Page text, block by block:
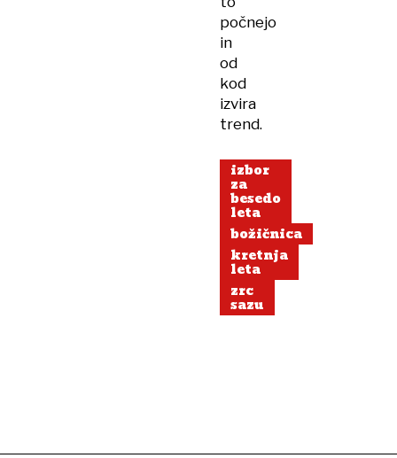
počnejo
in
od
kod
izvira
trend.
izbor
za
besedo
leta
božičnica
kretnja
leta
zrc
sazu